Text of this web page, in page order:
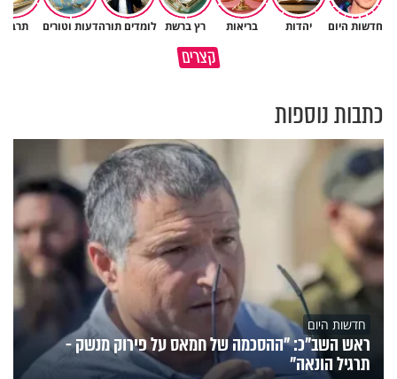
חדשות היום יהדות בריאות רץ ברשת לומדים תורהדעות וטורים
קצרים
כיצד ניתן להרחיב דעתו של
כתבות נוספות
חדשות היום
ראש השב"כ: "ההסכמה של חמאס על פירוק מנשק -
תרגיל הונאה"